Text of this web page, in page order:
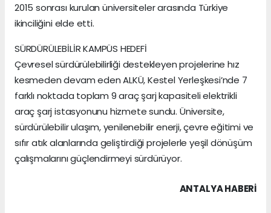
2015 sonrası kurulan üniversiteler arasında Türkiye
ikinciliğini elde etti.
SÜRDÜRÜLEBİLİR KAMPÜS HEDEFİ
Çevresel sürdürülebilirliği destekleyen projelerine hız
kesmeden devam eden ALKÜ, Kestel Yerleşkesi’nde 7
farklı noktada toplam 9 araç şarj kapasiteli elektrikli
araç şarj istasyonunu hizmete sundu. Üniversite,
sürdürülebilir ulaşım, yenilenebilir enerji, çevre eğitimi ve
sıfır atık alanlarında geliştirdiği projelerle yeşil dönüşüm
çalışmalarını güçlendirmeyi sürdürüyor.
ANTALYA HABERİ